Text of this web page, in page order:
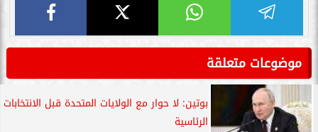
موضوعات متعلقة
بوتين: لا حوار مع الولايات المتحدة قبل الانتخابات
الرئاسية